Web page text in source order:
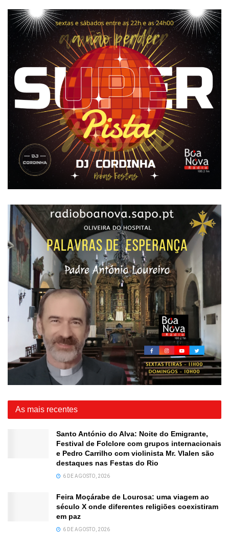
As mais recentes
Santo António do Alva: Noite do Emigrante,
Festival de Folclore com grupos internacionais
e Pedro Carrilho com violinista Mr. Vlalen são
destaques nas Festas do Rio
6 DE AGOSTO, 2026
Feira Moçárabe de Lourosa: uma viagem ao
século X onde diferentes religiões coexistiram
em paz
6 DE AGOSTO, 2026